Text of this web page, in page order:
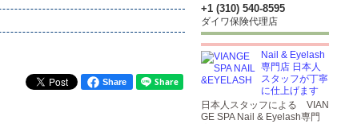
Share
+1 (310) 540-8595
ダイワ保険代理店
Nail & Eyelash
専門店 日本人
スタッフが丁寧
に仕上げます
日本人スタッフによる VIAN
GE SPA Nail & Eyelash専門